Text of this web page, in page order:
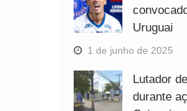
Uruguai
1 de junho de 2025
Lutador
durante